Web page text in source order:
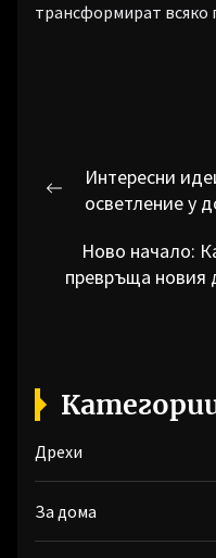
трансформират всяко
Навигация
Previous
Интересни
осветление у
Ново начало:
превръща новия
Дрехи
За дома